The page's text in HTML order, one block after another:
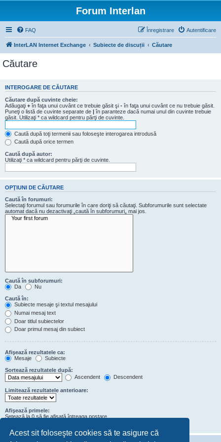
Acest sit foloseşte cookies să te asigure că
Forum Interlan
FAQ Autentificare
Înregistrare
InterLAN Internet Exchange Subiecte de discuții Căutare
Căutare
INTEROGARE DE CĂUTARE
Căutare după cuvinte cheie:
Adăugaţi + în faţa unui cuvânt ce trebuie găsit şi - în faţa unui cuvânt ce nu trebuie găsit.
Puneţi o listă de cuvinte separate de | în paranteze dacă numai unul din cuvinte trebuie
găsit. Utilizaţi * ca wildcard pentru părţi de cuvinte.
Caută după toţi termenii sau foloseşte interogarea introdusă
Caută după orice termen
Caută după autor:
Utilizaţi * ca wildcard pentru părţi de cuvinte.
OPŢIUNI DE CĂUTARE
Caută în forumuri:
Selectaţi forumul sau forumurile în care doriţi să căutaţi. Subforumurile sunt selectate
automat dacă nu dezactivaţi „caută în subforumuri„ mai jos.
Caută în subforumuri:
Da
Nu
Caută în:
Subiecte mesaje şi textul mesajului
Numai mesaj text
Doar titlul subiectelor
Doar primul mesaj din subiect
Afişează rezultatele ca:
Mesaje
Subiecte
Sortează rezultatele după:
Ascendent
Descendent
Limitează rezultatele anterioare:
Afişează primele:
Setează la 0 să fie afişată întreaga postare.